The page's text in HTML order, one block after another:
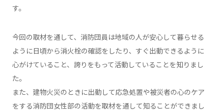
す。
今回の取材を通して、消防団員は地域の人が安心して暮らせる
ように日頃から消火栓の確認をしたり、すぐ出動できるように
心がけていること、誇りをもって活動していることを知りまし
た。
また、建物火災のときに出動して応急処置や被災者の心のケア
をする消防団女性部の活動を取材を通して知ることができまし